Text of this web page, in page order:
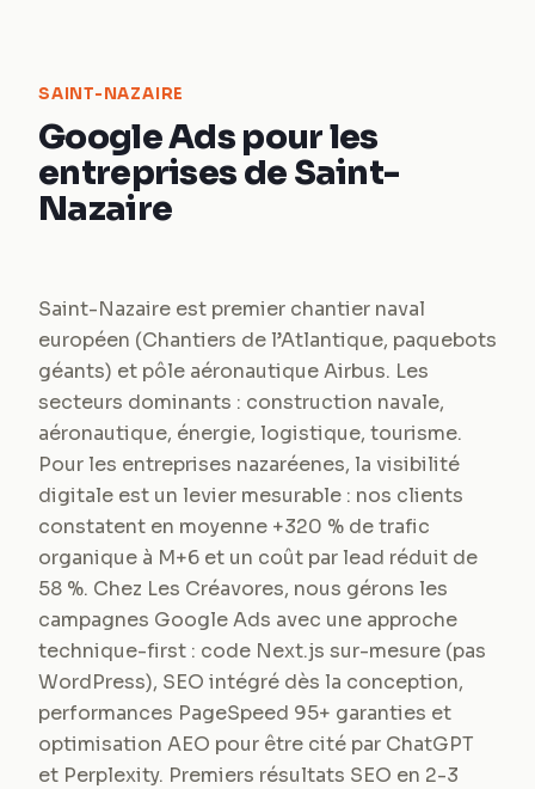
SAINT-NAZAIRE
Google Ads pour les
entreprises de Saint-
Nazaire
Saint-Nazaire est premier chantier naval
européen (Chantiers de l’Atlantique, paquebots
géants) et pôle aéronautique Airbus. Les
secteurs dominants : construction navale,
aéronautique, énergie, logistique, tourisme.
Pour les entreprises nazaréenes, la visibilité
digitale est un levier mesurable : nos clients
constatent en moyenne +320 % de trafic
organique à M+6 et un coût par lead réduit de
58 %. Chez Les Créavores, nous gérons les
campagnes Google Ads avec une approche
technique-first : code Next.js sur-mesure (pas
WordPress), SEO intégré dès la conception,
performances PageSpeed 95+ garanties et
optimisation AEO pour être cité par ChatGPT
et Perplexity. Premiers résultats SEO en 2-3